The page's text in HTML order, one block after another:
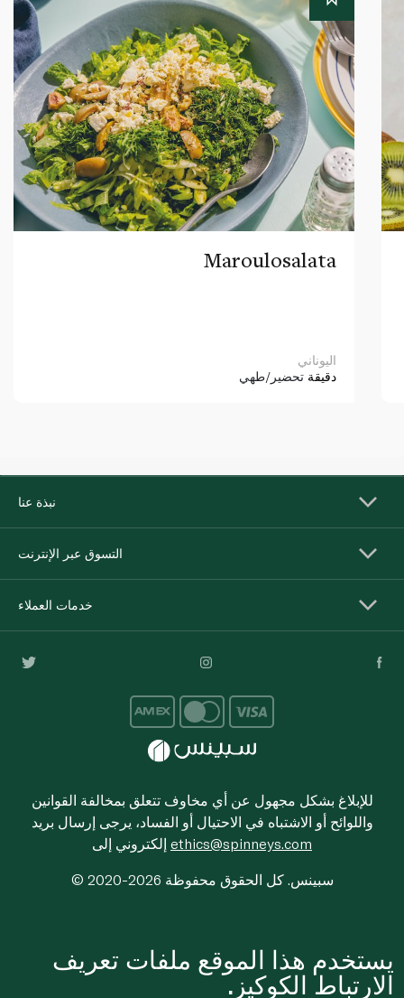
Maroulosalata
اليوناني
دقيقة تحضير/طهي
نبذة عنا
التسوق عبر الإنترنت
خدمات العملاء
للإبلاغ بشكل مجهول عن أي مخاوف تتعلق بمخالفة القوانين
واللوائح أو الاشتباه في الاحتيال أو الفساد، يرجى إرسال بريد
ethics@spinneys.com
© 2020-2026 سبينس. كل الحقوق محفوظة
يستخدم هذا الموقع ملفات تعريف
الارتباط الكوكيز.